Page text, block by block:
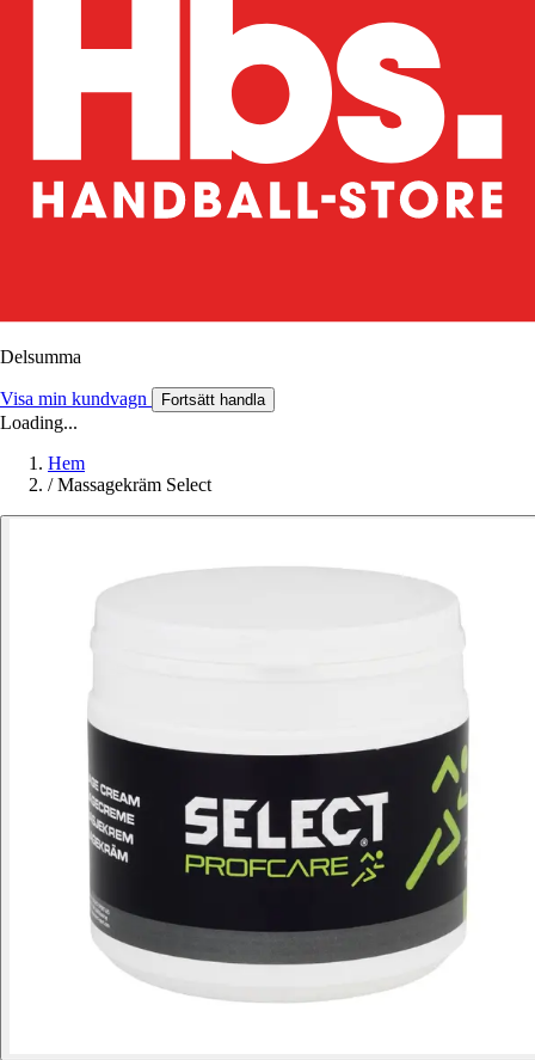
Delsumma
Visa min kundvagn Fortsätt handla
Loading...
Hem
/ Massagekräm Select